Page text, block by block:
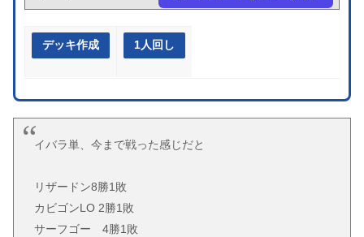
デッキ作成 1人回し
イバラ単、今まで戦った感じだと
リザードン8勝1敗
カビゴンLO 2勝1敗
サーフゴー 4勝1敗